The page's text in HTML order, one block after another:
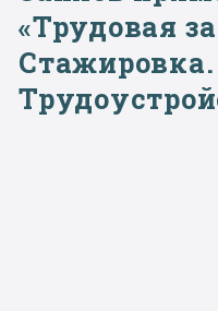
«Трудовая
Стажировка.